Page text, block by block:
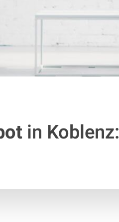
in Koblenz: